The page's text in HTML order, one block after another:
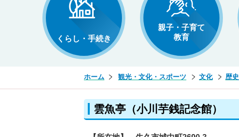
くらし・手続き
親子・子育て
教育
ホーム 観光・文化・スポーツ 文化 歴史
雲魚亭（小川芋銭記念館）